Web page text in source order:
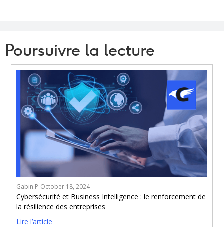
Poursuivre la lecture
Gabin.P-October 18, 2024
Cybersécurité et Business Intelligence : le renforcement de
la résilience des entreprises
Lire l’article